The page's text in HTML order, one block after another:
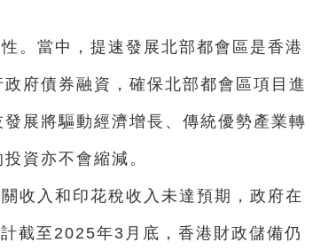
。當中，提速發展北部都會區是香港
府債券融資，確保北部都會區項目進
展將驅動經濟增長、傳統優勢產業轉
資亦不會縮減。
收入和印花稅收入未達預期，政府在
截至2025年3月底，香港財政儲備仍